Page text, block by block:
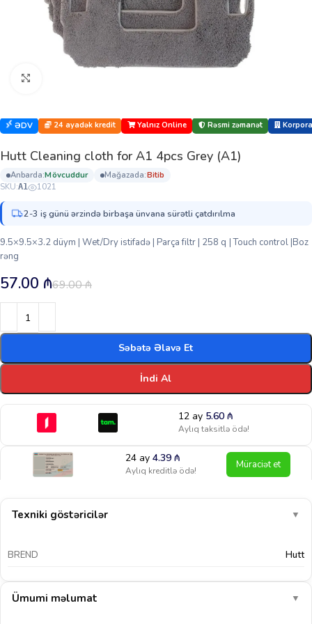
ƏDV 24 ayadək kredit Yalnız Online Rəsmi zəmanət
Hutt Cleaning cloth for A1 4pcs Grey (A1)
anbarda: mövcuddur mağazada:
bi̇ti̇b
SKU:A1 1021
2-3 iş günü ərzində birbaşa ünvana sürətli çatdırılma
9.5×9.5×3.2 düym | Wet/Dry istifadə | Parça filtr | 258 q | Touch control |Boz
rəng
69.00₼
57.00 ₼
Səbətə Əlavə Et
İndi Al
12 ay 5.60 ₼
Aylıq taksitlə ödə!
24 ay4.39₼
Aylıq kreditlə ödə! Müraciət et
Texniki göstəricilər ▼
BREND Hutt
Ümumi məlumat ▼